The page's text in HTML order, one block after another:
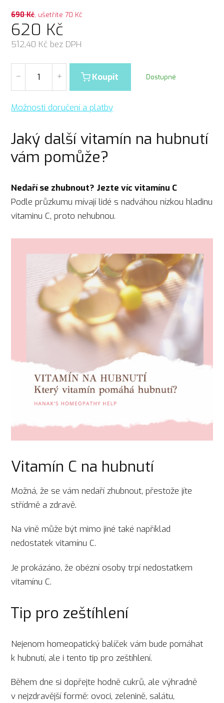
690Kč, ušetříte 70 Kč
620 Kč
512,40 Kč bez DPH
Koupit Dostupné
Možnosti doručení a platby
Jaký další vitamín na hubnutí
vám pomůže?
Nedaří se zhubnout? Jezte víc vitamínu C
Podle průzkumu mívají lidé s nadváhou nízkou hladinu
vitaminu C, proto nehubnou.
Vitamín C na hubnutí
Možná, že se vám nedaří zhubnout, přestože jíte
střídmě a zdravě.
Na vině může být mimo jiné také například
nedostatek vitamínu C.
Je prokázáno, že obézní osoby trpí nedostatkem
vitamínu C.
Tip pro zeštíhlení
Nejenom homeopatický balíček vám bude pomáhat
k hubnutí, ale i tento tip pro zeštíhlení.
Během dne si dopřejte hodně cukrů, ale výhradně
v nejzdravější formě: ovoci, zelenině, salátu,